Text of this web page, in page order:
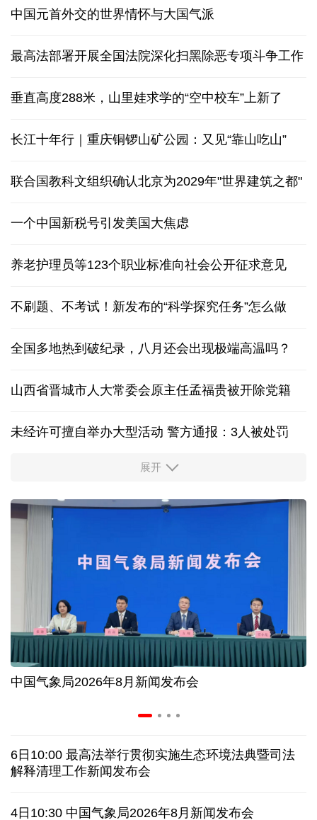
中国元首外交的世界情怀与大国气派
最高法部署开展全国法院深化扫黑除恶专项斗争工作
垂直高度288米，山里娃求学的“空中校车”上新了
长江十年行｜重庆铜锣山矿公园：又见“靠山吃山”
联合国教科文组织确认北京为2029年"世界建筑之都"
一个中国新税号引发美国大焦虑
养老护理员等123个职业标准向社会公开征求意见
不刷题、不考试！新发布的“科学探究任务”怎么做
全国多地热到破纪录，八月还会出现极端高温吗？
山西省晋城市人大常委会原主任孟福贵被开除党籍
未经许可擅自举办大型活动 警方通报：3人被处罚
中国多地出台带薪休假新政 释放消费潜力
AI客服承诺不实、人工客服接入困难 中消协回应
数据有了“身份证” 我国正稳步推进数据产权登记
前7月海南离岛免税购物额216亿元 同比增长17.9%
60余国家、地区和国际组织在今年服贸会设展办会
"一公里"产业链出圈 深圳华强北迎来全球采购热潮
美媒称美国增派人手 在古巴加大力度开展情报活动
巴西降级与阿根廷关系 阿称驻巴大使将“回国休假”
展开
中国气象局2026年8月新闻发布会
6日10:00 最高法举行贯彻实施生态环境法典暨司法
解释清理工作新闻发布会
4日10:30 中国气象局2026年8月新闻发布会